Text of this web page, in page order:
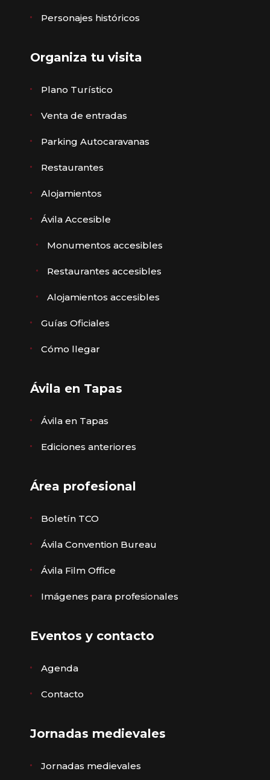
Personajes históricos
Organiza tu visita
Plano Turístico
Venta de entradas
Parking Autocaravanas
Restaurantes
Alojamientos
Ávila Accesible
Monumentos accesibles
Restaurantes accesibles
Alojamientos accesibles
Guías Oficiales
Cómo llegar
Ávila en Tapas
Ávila en Tapas
Ediciones anteriores
Área profesional
Boletín TCO
Ávila Convention Bureau
Ávila Film Office
Imágenes para profesionales
Eventos y contacto
Agenda
Contacto
Jornadas medievales
Jornadas medievales